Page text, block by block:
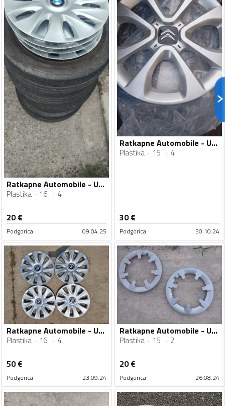
Ratkapne Automobile - Univerzalno - 16" - 4 kom.
Plastika 16" 4
20€
Podgorica 09.04.25
Ratkapne Automobile - Univerzalno - 15" - 4 kom.
Plastika 15" 4
30€
Podgorica 30.10.24
Ratkapne Automobile - Univerzalno - 16" - 4 kom.
Plastika 16" 4
50€
Podgorica 23.09.24
Ratkapne Automobile - Univerzalno - 15" - 2 kom.
Plastika 15" 2
20€
Podgorica 26.08.24